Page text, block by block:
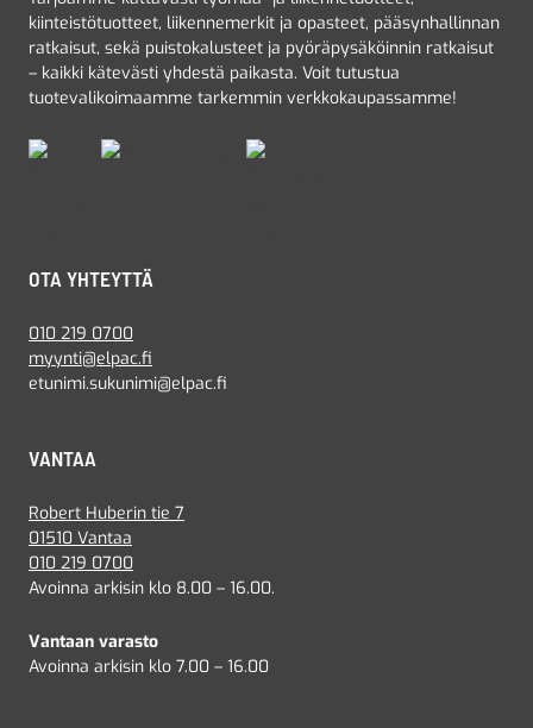
kiinteistötuotteet, liikennemerkit ja opasteet, pääsynhallinnan
ratkaisut, sekä puistokalusteet ja pyöräpysäköinnin ratkaisut
– kaikki kätevästi yhdestä paikasta. Voit tutustua
tuotevalikoimaamme tarkemmin verkkokaupassamme!
OTA YHTEYTTÄ
010 219 0700
myynti@elpac.fi
etunimi.sukunimi@elpac.fi
VANTAA
Robert Huberin tie 7
01510 Vantaa
010 219 0700
Avoinna arkisin klo 8.00 – 16.00.
Vantaan varasto
Avoinna arkisin klo 7.00 – 16.00